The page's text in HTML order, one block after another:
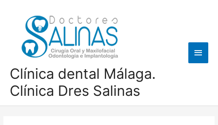
contenido
Clínica dental Málaga.
Clínica Dres Salinas